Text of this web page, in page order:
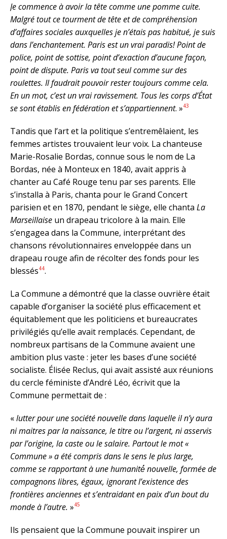
Je commence à avoir la tête comme une pomme cuite.
Malgré tout ce tourment de tête et de compréhension
d’affaires sociales auxquelles je n’étais pas habitué, je suis
dans l’enchantement. Paris est un vrai paradis! Point de
police, point de sottise, point d’exaction d’aucune façon,
point de dispute. Paris va tout seul comme sur des
roulettes. Il faudrait pouvoir rester toujours comme cela.
En un mot, c’est un vrai ravissement. Tous les corps d’État
se sont établis en fédération et s’appartiennent. »43
Tandis que l’art et la politique s’entremêlaient, les
femmes artistes trouvaient leur voix. La chanteuse
Marie-Rosalie Bordas, connue sous le nom de La
Bordas, née à Monteux en 1840, avait appris à
chanter au Café Rouge tenu par ses parents. Elle
s’installa à Paris, chanta pour le Grand Concert
parisien et en 1870, pendant le siège, elle chanta La
Marseillaise un drapeau tricolore à la main. Elle
s’engagea dans la Commune, interprétant des
chansons révolutionnaires enveloppée dans un
drapeau rouge afin de récolter des fonds pour les
blessés44.
La Commune a démontré que la classe ouvrière était
capable d’organiser la société plus efficacement et
équitablement que les politiciens et bureaucrates
privilégiés qu’elle avait remplacés. Cependant, de
nombreux partisans de la Commune avaient une
ambition plus vaste : jeter les bases d’une société
socialiste. Élisée Reclus, qui avait assisté aux réunions
du cercle féministe d’André Léo, écrivit que la
Commune permettait de :
«lutter pour une société nouvelle dans laquelle il n’y aura
ni maitres par la naissance, le titre ou l’argent, ni asservis
par l’origine, la caste ou le salaire. Partout le mot «
Commune » a été compris dans le sens le plus large,
comme se rapportant à une humanité́ nouvelle, formée de
compagnons libres, égaux, ignorant l’existence des
frontières anciennes et s’entraidant en paix d’un bout du
monde à l’autre. »45
Ils pensaient que la Commune pouvait inspirer un